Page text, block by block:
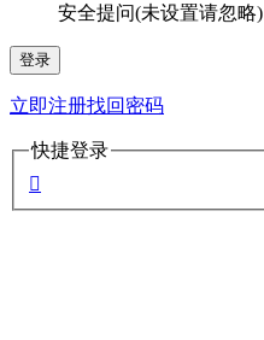
安全提问(未设置请忽略)
登录
立即注册找回密码
快捷登录
